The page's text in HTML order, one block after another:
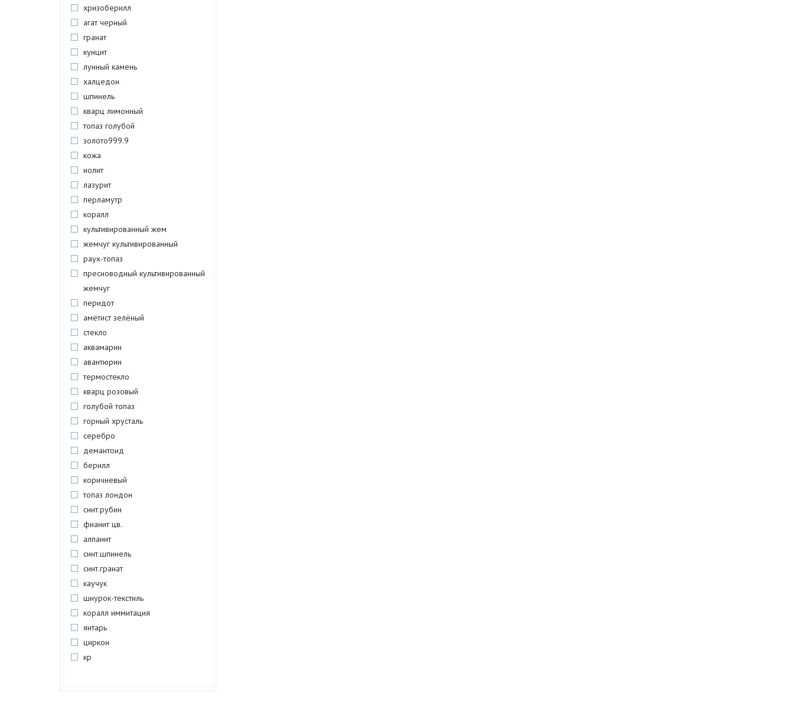
хризоберилл
агат черный
гранат
кунцит
лунный камень
халцедон
шпинель
кварц лимонный
топаз голубой
золото999.9
кожа
иолит
лазурит
перламутр
коралл
культивированный жем
жемчуг культивированный
раух-топаз
пресноводный культивированный
жемчуг
перидот
аметист зелёный
стекло
аквамарин
авантюрин
термостекло
кварц розовый
голубой топаз
горный хрусталь
серебро
демантоид
берилл
коричневый
топаз лондон
синт.рубин
фианит цв.
алпанит
синт.шпинель
синт.гранат
каучук
шнурок-текстиль
коралл иммитация
янтарь
циркон
кр